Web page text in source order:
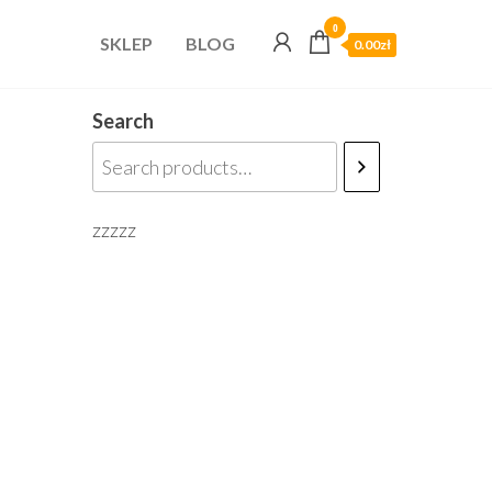
SKLEP BLOG
0
0.00zł
Search
zzzzz